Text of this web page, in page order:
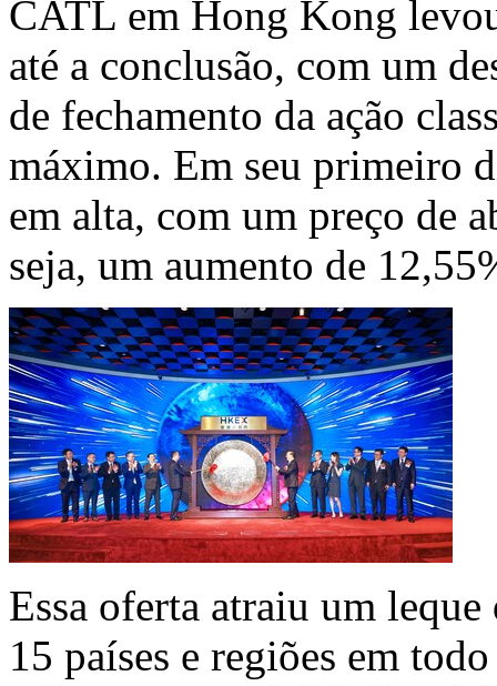
CATL em Hong Kong
até a conclusão, com um
de fechamento da ação
máximo. Em seu primeiro
em alta, com um preço de
seja, um aumento de
Essa oferta atraiu um
15 países e regiões em